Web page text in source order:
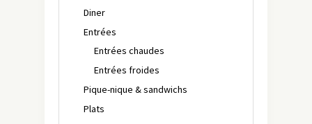
Diner
Entrées
Entrées chaudes
Entrées froides
Pique-nique & sandwichs
Plats